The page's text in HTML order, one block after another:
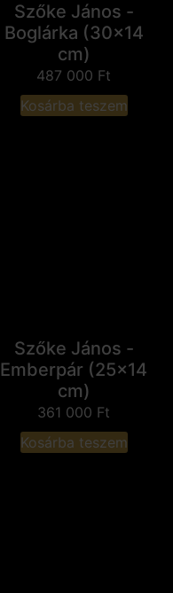
Szőke János -
Boglárka (30x14
cm)
487 000 Ft
Kosárba teszem
Szőke János -
Emberpár (25x14
cm)
361 000 Ft
Kosárba teszem